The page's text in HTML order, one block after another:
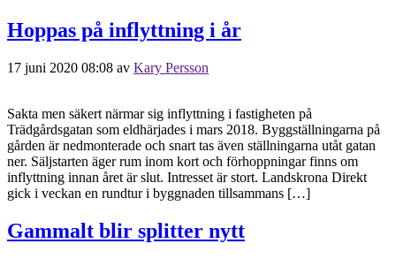
Hoppas på inflyttning i år
17 juni 2020 08:08 av Kary Persson
Sakta men säkert närmar sig inflyttning i fastigheten på
Trädgårdsgatan som eldhärjades i mars 2018. Byggställningarna på
gården är nedmonterade och snart tas även ställningarna utåt gatan
ner. Säljstarten äger rum inom kort och förhoppningar finns om
inflyttning innan året är slut. Intresset är stort. Landskrona Direkt
gick i veckan en rundtur i byggnaden tillsammans […]
Gammalt blir splitter nytt